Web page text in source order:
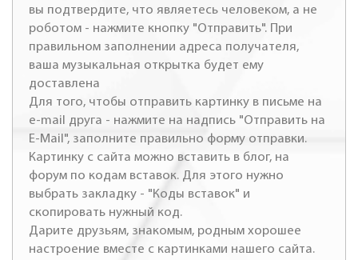
вы подтвердите, что являетесь человеком, а не
роботом - нажмите кнопку "Отправить". При
правильном заполнении адреса получателя,
ваша музыкальная открытка будет ему
доставлена
Для того, чтобы отправить картинку в письме на
e-mail друга - нажмите на надпись "Отправить на
E-Mail", заполните правильно форму отправки.
Картинку с сайта можно вставить в блог, на
форум по кодам вставок. Для этого нужно
выбрать закладку - "Коды вставок" и
скопировать нужный код.
Дарите друзьям, знакомым, родным хорошее
настроение вместе с картинками нашего сайта.